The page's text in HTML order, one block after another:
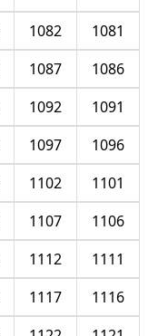
1081
1082
1086
1087
1091
1092
1096
1097
1101
1102
1106
1107
1111
1112
1116
1117